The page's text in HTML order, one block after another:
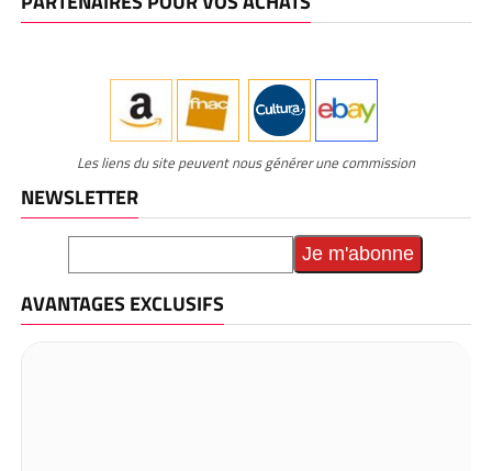
Les liens du site peuvent nous générer une commission
NEWSLETTER
AVANTAGES EXCLUSIFS